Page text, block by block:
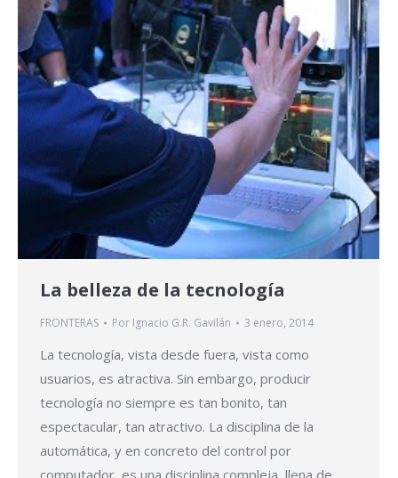
La belleza de la tecnología
FRONTERAS Por Ignacio G.R. Gavilán 3 enero, 2014
La tecnología, vista desde fuera, vista como
usuarios, es atractiva. Sin embargo, producir
tecnología no siempre es tan bonito, tan
espectacular, tan atractivo. La disciplina de la
automática, y en concreto del control por
computador, es una disciplina compleja, llena de